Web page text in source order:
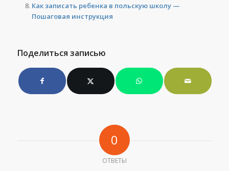
Как записать ребенка в польскую школу —
Пошаговая инструкция
Поделиться записью
0
ОТВЕТЫ